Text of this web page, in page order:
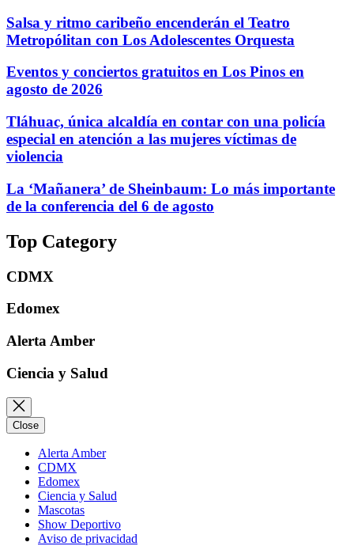
Salsa y ritmo caribeño encenderán el Teatro
Metropólitan con Los Adolescentes Orquesta
Eventos y conciertos gratuitos en Los Pinos en
agosto de 2026
Tláhuac, única alcaldía en contar con una policía
especial en atención a las mujeres víctimas de
violencia
La ‘Mañanera’ de Sheinbaum: Lo más importante
de la conferencia del 6 de agosto
Top Category
CDMX
Edomex
Alerta Amber
Ciencia y Salud
Close
Alerta Amber
CDMX
Edomex
Ciencia y Salud
Mascotas
Show Deportivo
Aviso de privacidad